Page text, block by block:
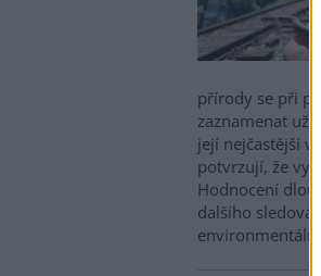
přírody se při
zaznamenat už
její nejčastější
potvrzují, že
Hodnocení
dalšího